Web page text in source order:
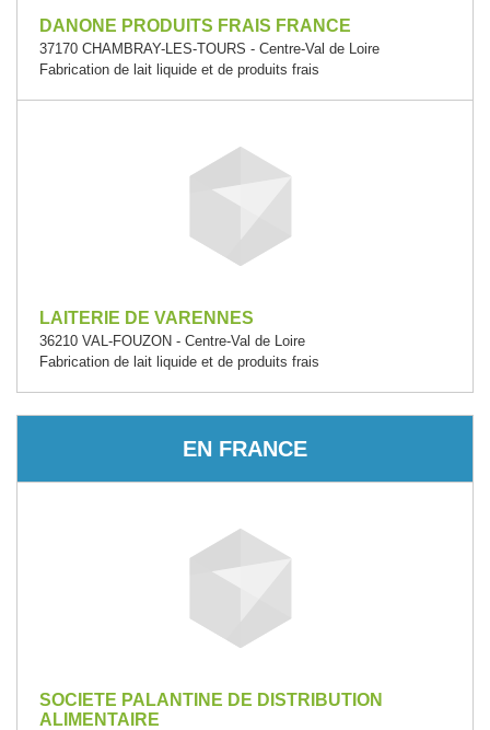
DANONE PRODUITS FRAIS FRANCE
37170 CHAMBRAY-LES-TOURS - Centre-Val de Loire
Fabrication de lait liquide et de produits frais
LAITERIE DE VARENNES
36210 VAL-FOUZON - Centre-Val de Loire
Fabrication de lait liquide et de produits frais
EN FRANCE
SOCIETE PALANTINE DE DISTRIBUTION
ALIMENTAIRE